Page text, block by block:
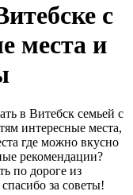
с
места и
в Витебск семьей с
интересные места,
где можно вкусно
рекомендации?
по дороге из
за советы!